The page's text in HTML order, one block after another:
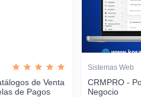
de Venta
de Pagos
Sistemas Web
CRMPRO -
Negocio